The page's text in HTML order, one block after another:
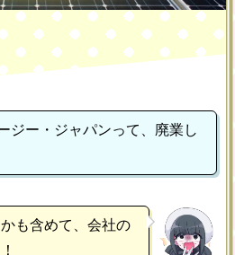
ジー・ジャパンって、廃業し
も含めて、会社の